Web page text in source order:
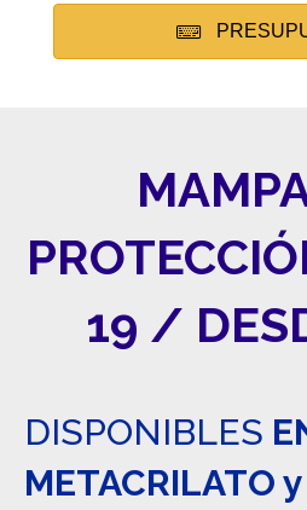
19 /
DISPONIBLES
METACRILATO